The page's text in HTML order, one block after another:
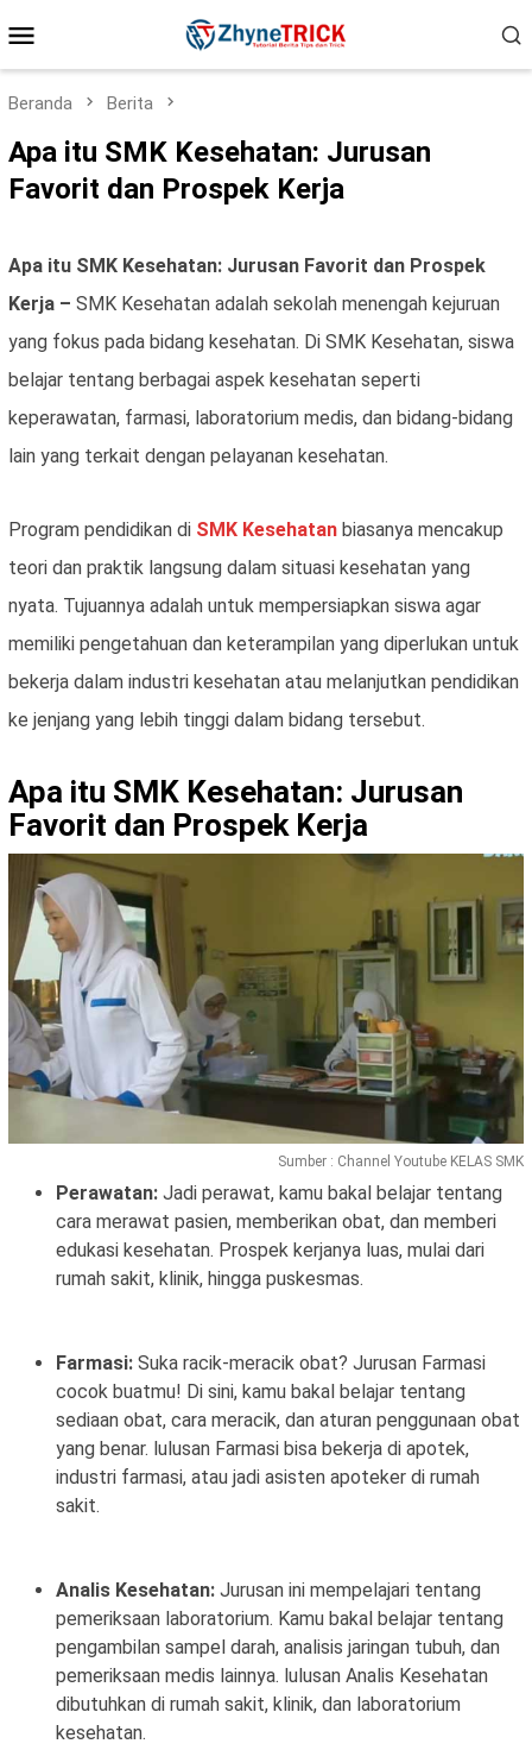
ke
Mobile
Beranda Berita
Apa itu SMK Kesehatan: Jurusan
Favorit dan Prospek Kerja
Apa itu SMK Kesehatan: Jurusan Favorit dan Prospek
Kerja – SMK Kesehatan adalah sekolah menengah kejuruan
yang fokus pada bidang kesehatan. Di SMK Kesehatan, siswa
belajar tentang berbagai aspek kesehatan seperti
keperawatan, farmasi, laboratorium medis, dan bidang-bidang
lain yang terkait dengan pelayanan kesehatan.
Program pendidikan di SMK Kesehatan biasanya mencakup
teori dan praktik langsung dalam situasi kesehatan yang
nyata. Tujuannya adalah untuk mempersiapkan siswa agar
memiliki pengetahuan dan keterampilan yang diperlukan untuk
bekerja dalam industri kesehatan atau melanjutkan pendidikan
ke jenjang yang lebih tinggi dalam bidang tersebut.
Apa itu SMK Kesehatan: Jurusan
Favorit dan Prospek Kerja
Sumber : Channel Youtube KELAS SMK
Perawatan: Jadi perawat, kamu bakal belajar tentang
cara merawat pasien, memberikan obat, dan memberi
edukasi kesehatan. Prospek kerjanya luas, mulai dari
rumah sakit, klinik, hingga puskesmas.
Farmasi: Suka racik-meracik obat? Jurusan Farmasi
cocok buatmu! Di sini, kamu bakal belajar tentang
sediaan obat, cara meracik, dan aturan penggunaan obat
yang benar. lulusan Farmasi bisa bekerja di apotek,
industri farmasi, atau jadi asisten apoteker di rumah
sakit.
Analis Kesehatan: Jurusan ini mempelajari tentang
pemeriksaan laboratorium. Kamu bakal belajar tentang
pengambilan sampel darah, analisis jaringan tubuh, dan
pemeriksaan medis lainnya. lulusan Analis Kesehatan
dibutuhkan di rumah sakit, klinik, dan laboratorium
kesehatan.